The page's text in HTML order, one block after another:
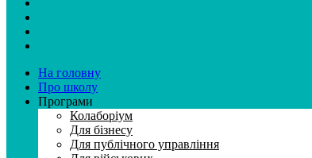
На головну
Про школу
Програми
Колаборiум
Для бiзнесу
Для публiчного управлiння